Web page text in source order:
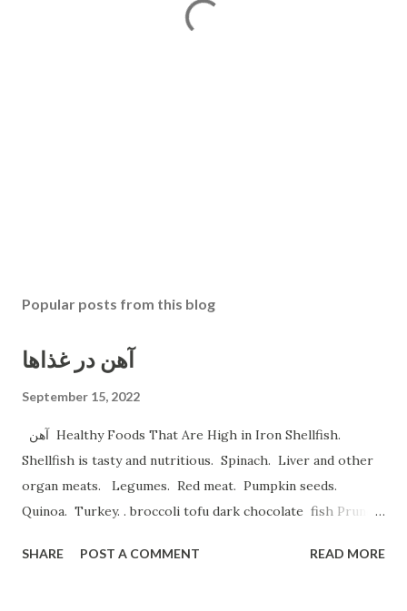
Popular posts from this blog
آهن در غذاها
September 15, 2022
Shellfish is tasty and nutritious. Spinach. Liver and other
organ meats. Legumes. Red meat. Pumpkin seeds.
Quinoa. Turkey. . broccoli tofu dark chocolate fish Prune
Spinach, Cashew Coconut and Raspberry Smoothie. و
SHARE POST A COMMENT READ MORE